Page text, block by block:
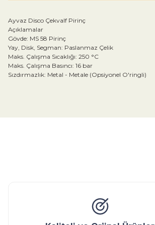
Ayvaz Disco Çekvalf Pirinç
Açıklamalar
Gövde: MS 58 Pirinç
Yay, Disk, Segman: Paslanmaz Çelik
Maks. Çalışma Sıcaklığı: 250 °C
Maks. Çalışma Basıncı: 16 bar
Sızdırmazlık: Metal - Metale (Opsiyonel O'ringli)